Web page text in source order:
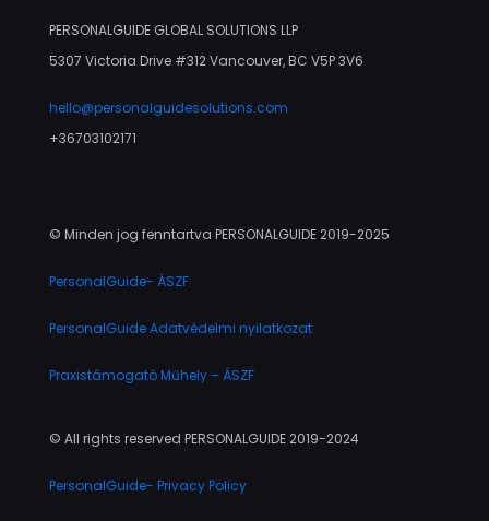
PERSONALGUIDE GLOBAL SOLUTIONS LLP
5307 Victoria Drive #312 Vancouver, BC V5P 3V6
hello@personalguidesolutions.com
+36703102171
© Minden jog fenntartva PERSONALGUIDE 2019-2025
PersonalGuide- ÁSZF
PersonalGuide Adatvédelmi nyilatkozat
Praxistámogató Műhely – ÁSZF
© All rights reserved PERSONALGUIDE 2019-2024
PersonalGuide- Privacy Policy